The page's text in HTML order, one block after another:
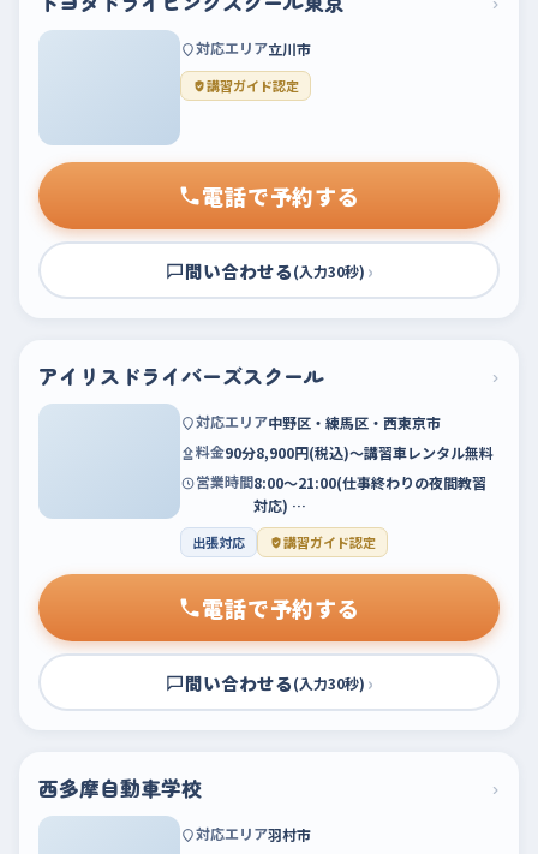
対応エリア立川市
講習ガイド認定
電話で予約する
問い合わせる(入力30秒) ›
アイリスドライバーズスクール ›
対応エリア中野区・練馬区・西東京市
料金90分8,900円(税込)～講習車レンタル無料
営業時間8:00～21:00(仕事終わりの夜間教習
対応) …
出張対応 講習ガイド認定
電話で予約する
問い合わせる(入力30秒) ›
西多摩自動車学校 ›
対応エリア羽村市